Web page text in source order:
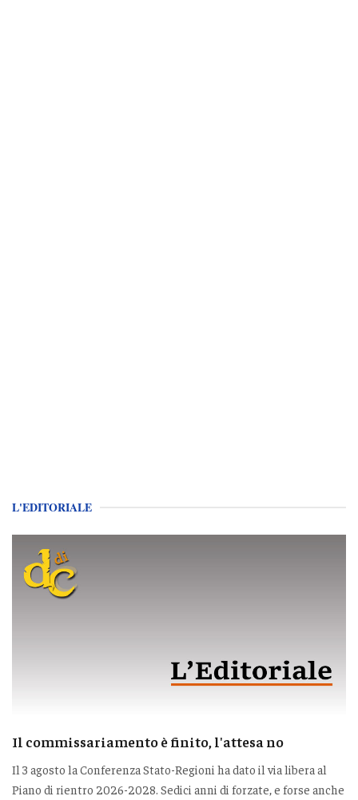
L'EDITORIALE
Il commissariamento è finito, l'attesa no
Il 3 agosto la Conferenza Stato-Regioni ha dato il via libera al
Piano di rientro 2026-2028. Sedici anni di forzate, e forse anche